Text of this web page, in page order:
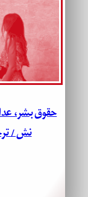
حقوق بشر،
نش /